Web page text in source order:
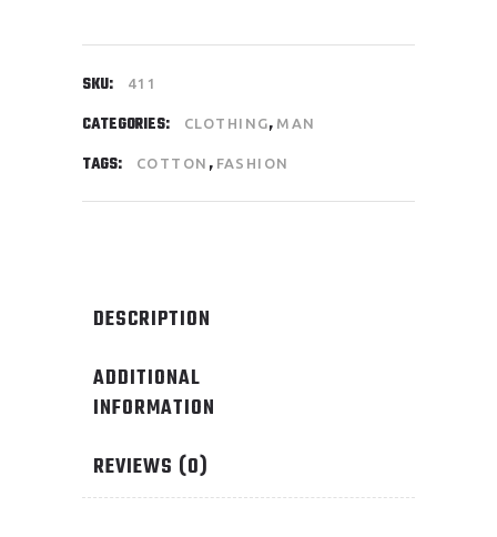
SKU: 411
CATEGORIES: CLOTHING, MAN
TAGS: COTTON , FASHION
DESCRIPTION
ADDITIONAL
INFORMATION
REVIEWS (0)